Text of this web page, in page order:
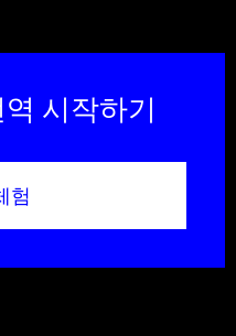
시작하기
험